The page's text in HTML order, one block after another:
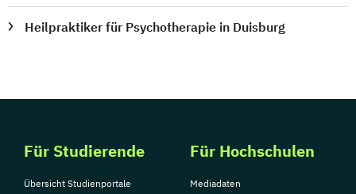
Heilpraktiker für Psychotherapie in Duisburg
Für Studierende
Übersicht Studienportale
Für Hochschulen
Mediadaten